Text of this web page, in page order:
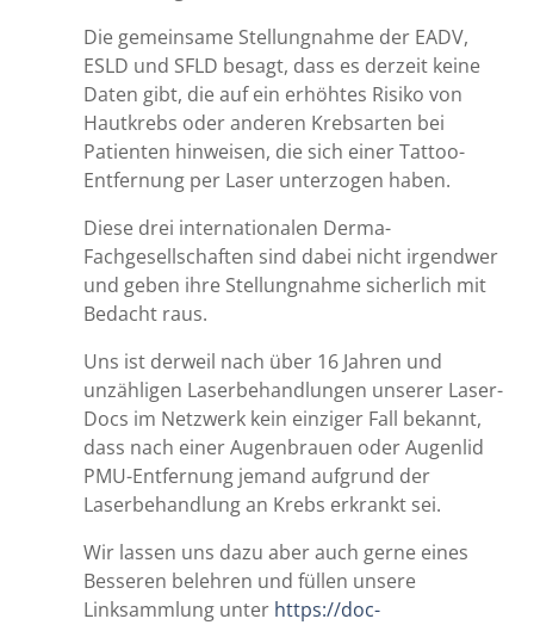
Die gemeinsame Stellungnahme der EADV,
ESLD und SFLD besagt, dass es derzeit keine
Daten gibt, die auf ein erhöhtes Risiko von
Hautkrebs oder anderen Krebsarten bei
Patienten hinweisen, die sich einer Tattoo-
Entfernung per Laser unterzogen haben.
Diese drei internationalen Derma-
Fachgesellschaften sind dabei nicht irgendwer
und geben ihre Stellungnahme sicherlich mit
Bedacht raus.
Uns ist derweil nach über 16 Jahren und
unzähligen Laserbehandlungen unserer Laser-
Docs im Netzwerk kein einziger Fall bekannt,
dass nach einer Augenbrauen oder Augenlid
PMU-Entfernung jemand aufgrund der
Laserbehandlung an Krebs erkrankt sei.
Wir lassen uns dazu aber auch gerne eines
Besseren belehren und füllen unsere
Linksammlung unter https://doc-